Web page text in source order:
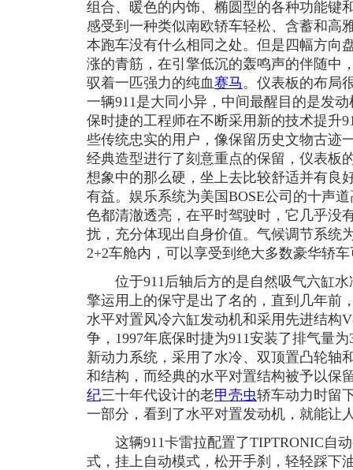
组合、暖色的内饰、椭圆型的各种功能键
感受到一种类似南欧轿车轻松、含蓄和高
本跑车没有什么相同之处。但是四幅方向
涨的青筋，在引擎低沉的轰鸣声的伴随中
驭着一匹强力的纯血赛马。仪表板的布局
一辆911是大同小异，中间最醒目的是发
保时捷的工程师在不断采用新的技术提升
些传统忠实的用户，像保留历史文物古迹
经典造型进行了刻意重点的保留，仪表板
想象中的那么硬，坐上去比较舒适并有良
有益。娱乐系统为美国BOSE公司的十声
色都清澈透亮，在平时驾驶时，它几乎没
扰，充分体现出自身价值。气候调节系统
2+2车舱内，可以享受到绝大多数豪华轿
位于911后轴后方的是自然吸气六缸水
擎运用上的保守是出了名的，直到几年前
水平对置风冷六缸发动机和采用先进结构
争，1997年底保时捷为911安装了排气量
新动力系统，采用了水冷、双顶置凸轮轴
和结构，而经典的水平对置结构被予以保
纪三十年代设计的老甲壳虫轿车动力时留
一部分，看到了水平对置发动机，就能让
这辆911卡雷拉配置了TIPTRONIC自动
式，挂上自动模式，松开手刹，轻轻踩下